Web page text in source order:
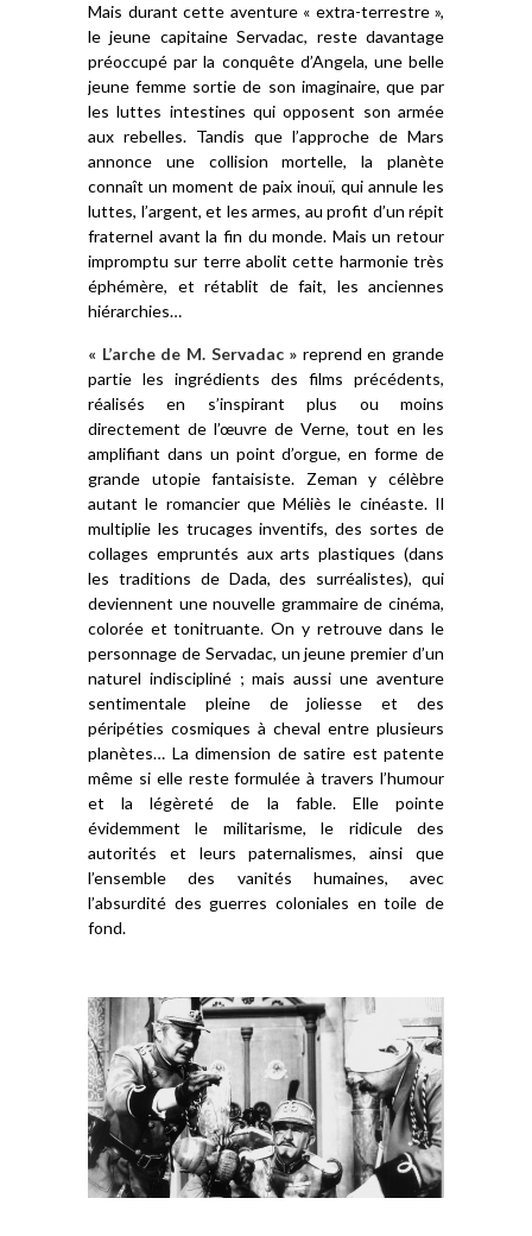
Mais durant cette aventure « extra-terrestre »,
le jeune capitaine Servadac, reste davantage
préoccupé par la conquête d’Angela, une belle
jeune femme sortie de son imaginaire, que par
les luttes intestines qui opposent son armée
aux rebelles. Tandis que l’approche de Mars
annonce une collision mortelle, la planète
connaît un moment de paix inouï, qui annule les
luttes, l’argent, et les armes, au profit d’un répit
fraternel avant la fin du monde. Mais un retour
impromptu sur terre abolit cette harmonie très
éphémère, et rétablit de fait, les anciennes
hiérarchies…
« L’arche de M. Servadac » reprend en grande
partie les ingrédients des films précédents,
réalisés en s’inspirant plus ou moins
directement de l’œuvre de Verne, tout en les
amplifiant dans un point d’orgue, en forme de
grande utopie fantaisiste. Zeman y célèbre
autant le romancier que Méliès le cinéaste. Il
multiplie les trucages inventifs, des sortes de
collages empruntés aux arts plastiques (dans
les traditions de Dada, des surréalistes), qui
deviennent une nouvelle grammaire de cinéma,
colorée et tonitruante. On y retrouve dans le
personnage de Servadac, un jeune premier d’un
naturel indiscipliné ; mais aussi une aventure
sentimentale pleine de joliesse et des
péripéties cosmiques à cheval entre plusieurs
planètes… La dimension de satire est patente
même si elle reste formulée à travers l’humour
et la légèreté de la fable. Elle pointe
évidemment le militarisme, le ridicule des
autorités et leurs paternalismes, ainsi que
l’ensemble des vanités humaines, avec
l’absurdité des guerres coloniales en toile de
fond.